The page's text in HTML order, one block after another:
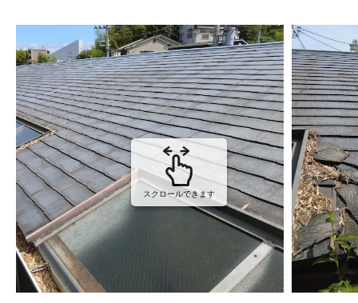
スクロールできます